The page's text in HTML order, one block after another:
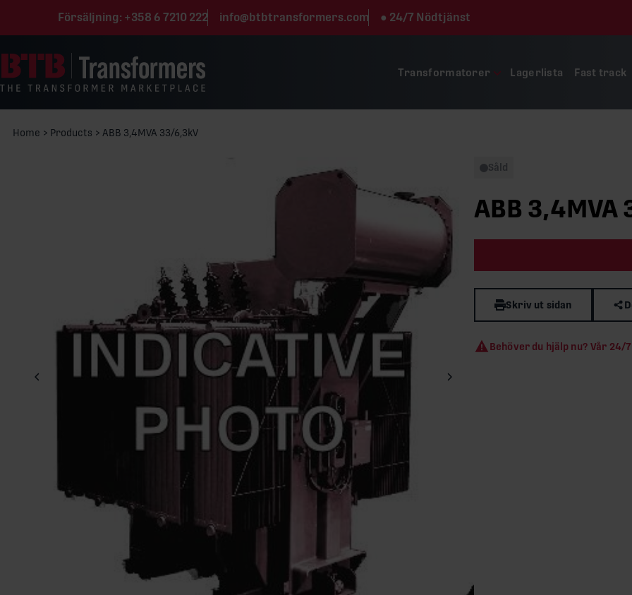
Försäljning: +358 6 7210 222 info@btbtransformers.com ● 24/7 Nödtjänst
Transformatorer Lagerlista Fast track
Home > Products > ABB 3,4MVA 33/6,3kV
Föregående bild Nästa bild
Såld
ABB 3,4MVA
Skriv ut sidan
Behöver du hjälp nu? Vår